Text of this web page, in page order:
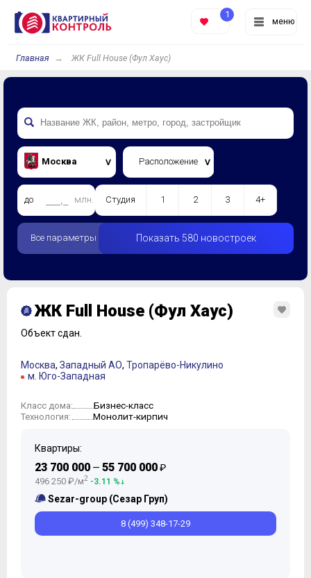
меню
1
Главная ЖК Full House (Фул Хаус)
Москва Расположение
до млн. Студия 1 2 3 4+
Все параметры Показать 580 новостроек
ЖК Full House (Фул Хаус)
Объект сдан.
Москва, Западный АО, Тропарёво-Никулино
м. Юго-Западная
Класс дома: Бизнес-класс
Технология: Монолит-кирпич
Квартиры:
23 700 000 — 55 700 000₽
496 250 ₽/м2 -3.11 %
Sezar-group (Сезар Груп)
8 (499) 348-17-29